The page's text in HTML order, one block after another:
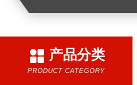
产品分类
PRODUCT CATEGORY